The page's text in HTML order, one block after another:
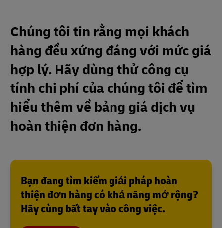
Chúng tôi tin rằng mọi khách
hàng đều xứng đáng với mức giá
hợp lý. Hãy dùng thử công cụ
tính chi phí của chúng tôi để tìm
hiểu thêm về bảng giá dịch vụ
hoàn thiện đơn hàng.
Bạn đang tìm kiếm giải pháp hoàn
thiện đơn hàng có khả năng mở rộng?
Hãy cùng bắt tay vào công việc.